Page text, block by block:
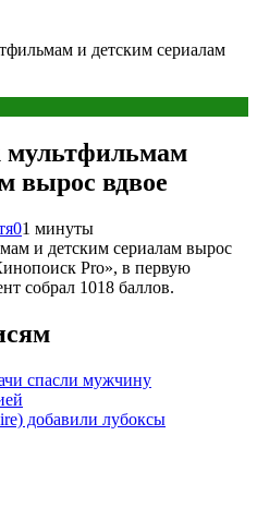
и детским сериалам
мультфильмам
вырос вдвое
01 минуты
и детским сериалам вырос
Pro», в первую
собрал 1018 баллов.
спасли мужчину
добавили лубоксы